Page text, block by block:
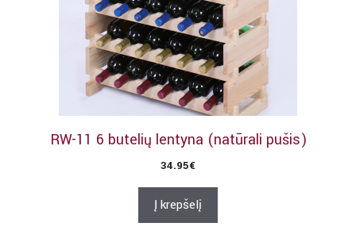
RW-11 6 butelių lentyna (natūrali pušis)
34.95€
Į krepšelį